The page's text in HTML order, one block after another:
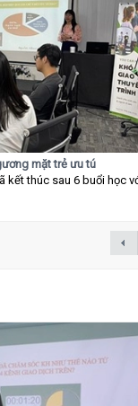
mặt trẻ ưu tú
kết thúc sau 6 buổi học